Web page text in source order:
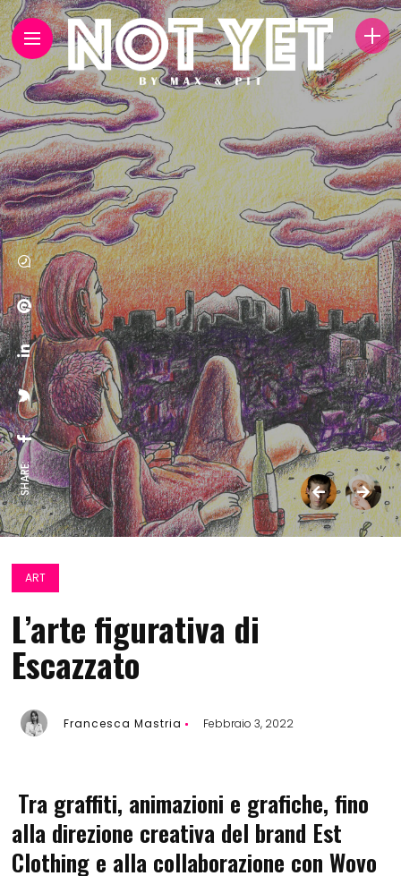
SHARE:
ART
L’arte figurativa di
Escazzato
Francesca Mastria Febbraio 3, 2022
Tra graffiti, animazioni e grafiche, fino
alla direzione creativa del brand Est
Clothing e alla collaborazione con Wovo